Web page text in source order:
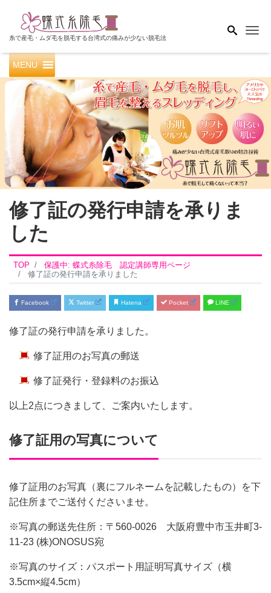
糸で産毛・ムダ毛を脱毛する台湾式の痛みが少ない脱毛法
MENU
修了証の発行申請を承りま
した
TOP
保護中: 蝶式糸除毛 認定講師専用ページ
修了証の発行申請を承りました
Facebook Twitter Hatena Pocket LINE
修了証の発行申請を承りました。
修了証用のお写真の郵送
修了証発行・登録料のお振込
以上2点につきまして、ご案内いたします。
修了証用の写真について
修了証用のお写真（裏にフルネームを記載したもの）を下
記住所までご送付くださいませ。
※写真の郵送先住所：〒560-0026 大阪府豊中市玉井町3-
11-23 (株)ONOSUS宛
※写真のサイズ：パスポート用証明写真サイズ（横
3.5cm×縦4.5cm）